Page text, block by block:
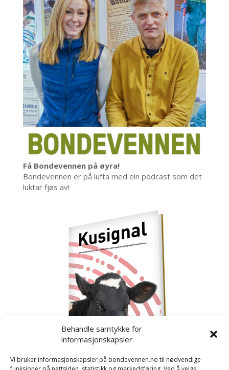
Behandle samtykke for
informasjonskapsler
Vi bruker informasjonskapsler på bondevennen.no til nødvendige
Få Bondevennen på øyra!
Bondevennen er på lufta med ein podcast som det
luktar fjøs av!